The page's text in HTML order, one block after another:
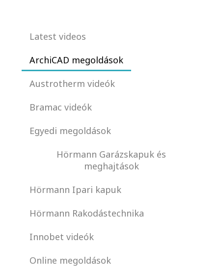
Latest videos
ArchiCAD megoldások
Austrotherm videók
Bramac videók
Egyedi megoldások
Hörmann Garázskapuk és
meghajtások
Hörmann Ipari kapuk
Hörmann Rakodástechnika
Innobet videók
Online megoldások